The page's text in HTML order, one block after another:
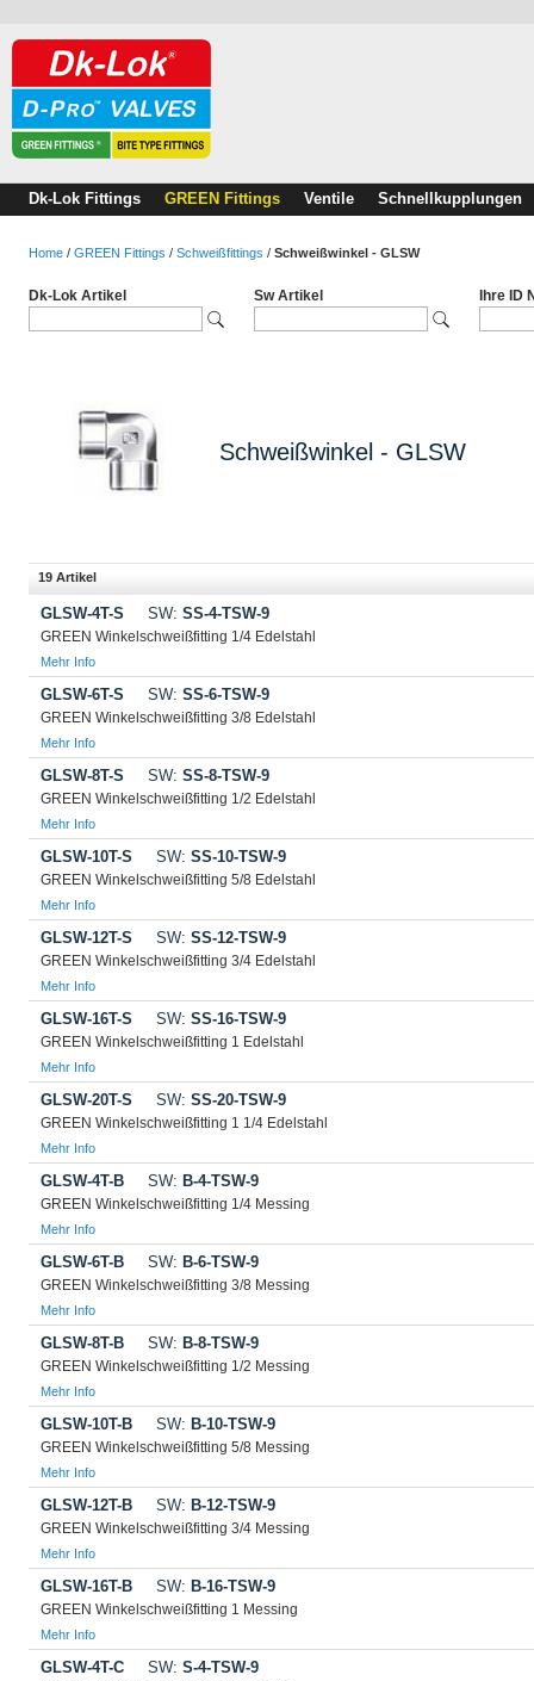
Dk-Lok Fittings GREEN Fittings Ventile Schnellkupplungen
Home / GREEN Fittings / Schweißfittings / Schweißwinkel - GLSW
Dk-Lok Artikel Sw Artikel Ihre ID
Schweißwinkel - GLSW
19 Artikel
GLSW-4T-S SW: SS-4-TSW-9
GREEN Winkelschweißfitting 1/4 Edelstahl
Mehr Info
GLSW-6T-S SW: SS-6-TSW-9
GREEN Winkelschweißfitting 3/8 Edelstahl
Mehr Info
GLSW-8T-S SW: SS-8-TSW-9
GREEN Winkelschweißfitting 1/2 Edelstahl
Mehr Info
GLSW-10T-S SW: SS-10-TSW-9
GREEN Winkelschweißfitting 5/8 Edelstahl
Mehr Info
GLSW-12T-S SW: SS-12-TSW-9
GREEN Winkelschweißfitting 3/4 Edelstahl
Mehr Info
GLSW-16T-S SW: SS-16-TSW-9
GREEN Winkelschweißfitting 1 Edelstahl
Mehr Info
GLSW-20T-S SW: SS-20-TSW-9
GREEN Winkelschweißfitting 1 1/4 Edelstahl
Mehr Info
GLSW-4T-B SW: B-4-TSW-9
GREEN Winkelschweißfitting 1/4 Messing
Mehr Info
GLSW-6T-B SW: B-6-TSW-9
GREEN Winkelschweißfitting 3/8 Messing
Mehr Info
GLSW-8T-B SW: B-8-TSW-9
GREEN Winkelschweißfitting 1/2 Messing
Mehr Info
GLSW-10T-B SW: B-10-TSW-9
GREEN Winkelschweißfitting 5/8 Messing
Mehr Info
GLSW-12T-B SW: B-12-TSW-9
GREEN Winkelschweißfitting 3/4 Messing
Mehr Info
GLSW-16T-B SW: B-16-TSW-9
GREEN Winkelschweißfitting 1 Messing
Mehr Info
GLSW-4T-C SW: S-4-TSW-9